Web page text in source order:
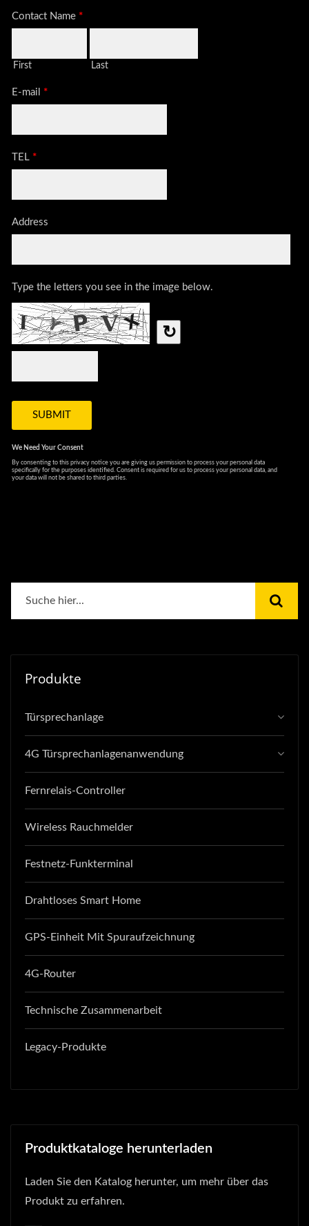
Produkte
Türsprechanlage
4G Türsprechanlagenanwendung
Fernrelais-Controller
Wireless Rauchmelder
Festnetz-Funkterminal
Drahtloses Smart Home
GPS-Einheit Mit Spuraufzeichnung
4G-Router
Technische Zusammenarbeit
Legacy-Produkte
Produktkataloge herunterladen
Laden Sie den Katalog herunter, um mehr über das
Produkt zu erfahren.